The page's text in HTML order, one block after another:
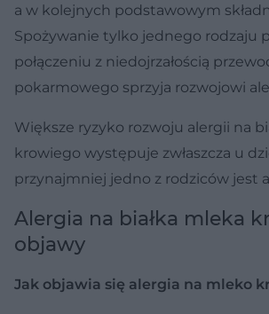
a w kolejnych podstawowym
Spożywanie tylko jednego rodzaju
połączeniu z niedojrzałością
pokarmowego sprzyja rozwojowi
Większe ryzyko rozwoju alergii na
krowiego występuje zwłaszcza u
przynajmniej jedno z rodziców jest
Alergia na białka mleka
objawy
Jak objawia się alergia na mleko